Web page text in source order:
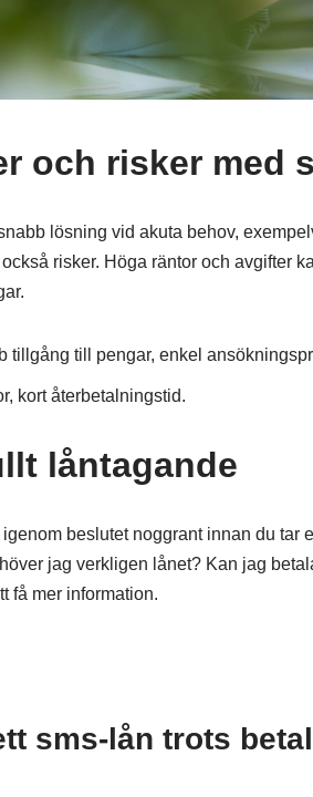
och risker med
lösning vid akuta behov,
risker. Höga räntor och avgifter
tillgång till pengar, enkel
kort återbetalningstid.
låntagande
beslutet noggrant innan du tar
jag verkligen lånet? Kan jag
få mer information.
sms-lån trots